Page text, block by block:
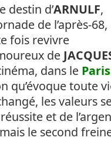
destin d’ARNULF,
de l’après-68,
fois revivre
de
dans le
qu’évoque toute
les valeurs
et de
le second